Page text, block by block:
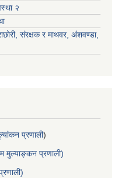
२
संरक्षक र माथवर, अंशवण्डा,
प्रणाली)
मुल्याङ्कन प्रणाली)